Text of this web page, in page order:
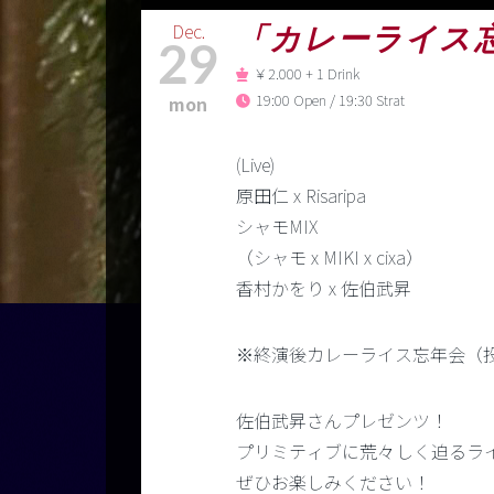
Dec.
29
mon
「カレーライス
￥2.000 + 1 Drink
19:00 Open / 19:30 Strat
(Live)
原田仁 x Risaripa
シャモMIX
（シャモ x MIKI x cixa）
香村かをり x 佐伯武昇
※終演後カレーライス忘年会（
佐伯武昇さんプレゼンツ！
プリミティブに荒々しく迫る
ぜひお楽しみください！